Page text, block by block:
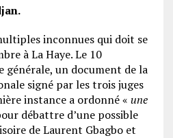
inconnues qui doit se
à La Haye. Le 10
générale, un document de la
signé par les trois juges
instance a ordonné « une
débattre d’une possible
de Laurent Gbagbo et